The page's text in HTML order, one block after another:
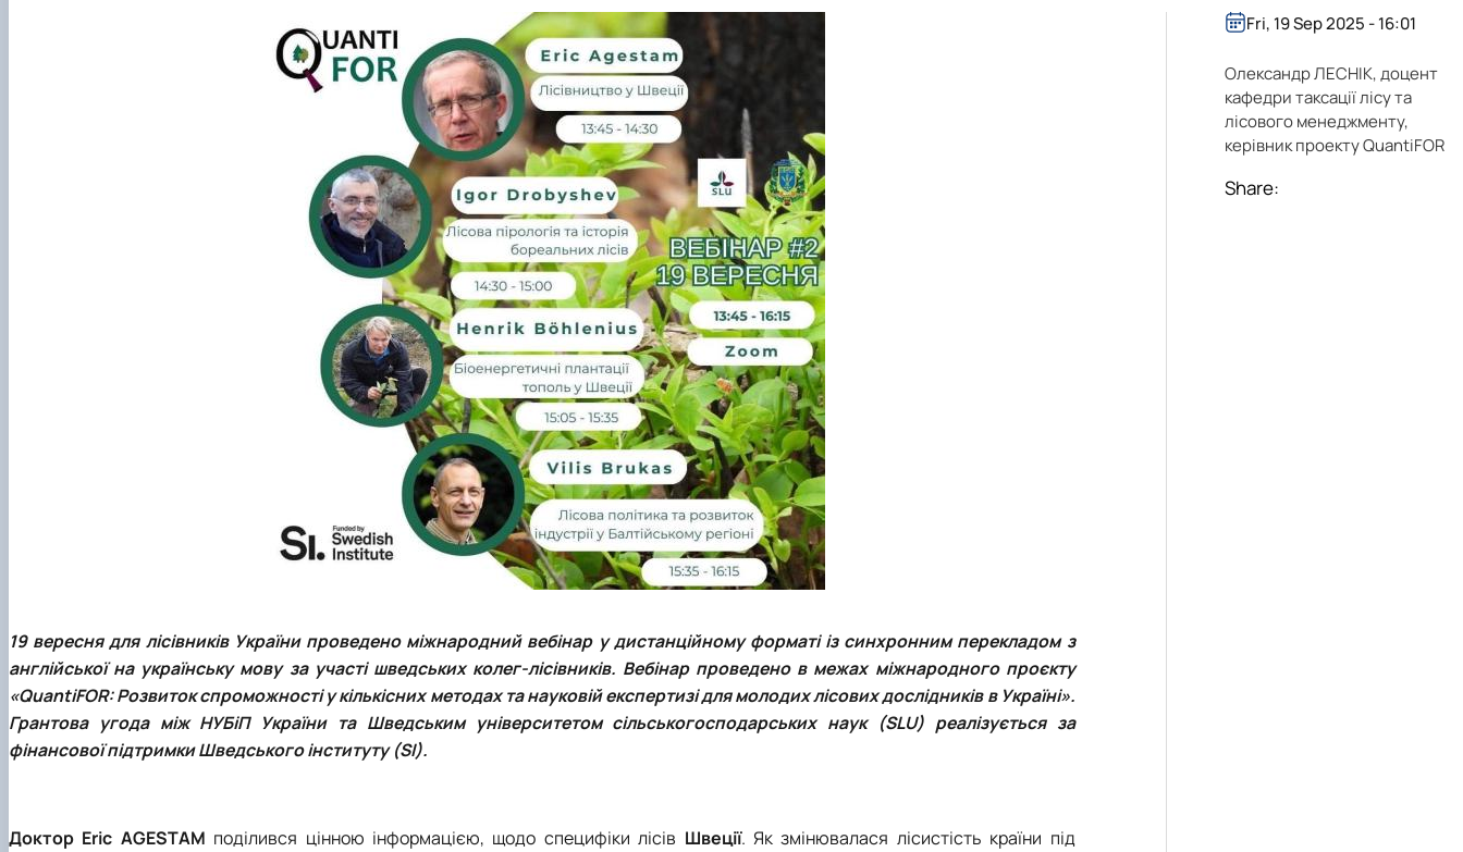
19 вересня для лісівників України проведено міжнародний вебінар у дистанційному форматі із синхронним перекладом з
англійської на українську мову за участі шведських колег-лісівників. Вебінар проведено в межах міжнародного проєкту
«QuantiFOR: Розвиток спроможності у кількісних методах та науковій експертизі для молодих лісових дослідників в Україні».
Грантова угода між НУБіП України та Шведським університетом сільськогосподарських наук (SLU) реалізується за
фінансової підтримки Шведського інституту (SI).
Доктор Eric AGESTAM поділився цінною інформацією, щодо специфіки лісів Швеції. Як змінювалася лісистість країни під
Fri, 19 Sep 2025 - 16:01
Олександр ЛЕСНІК, доцент
кафедри таксації лісу та
лісового менеджменту,
керівник проекту QuantiFOR
Share: